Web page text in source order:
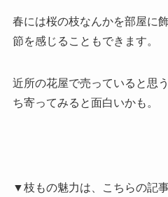
春には桜の枝なんかを部屋に
節を感じることもできます。
近所の花屋で売っていると思
ち寄ってみると面白いかも。
▼枝もの魅力は、こちらの記